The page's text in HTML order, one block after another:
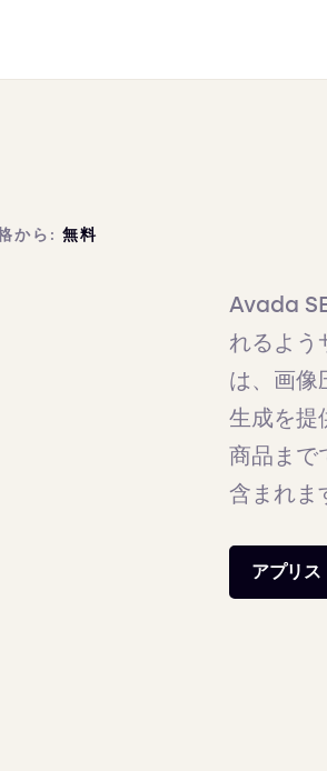
から: 無料
Avada
れるよう
は、画像
生成を提
商品まで
含まれま
アプリス